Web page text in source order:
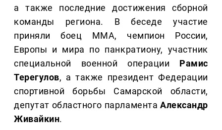
а также последние достижения сборной
команды региона. В беседе участие
приняли боец ММА, чемпион России,
Европы и мира по панкратиону, участник
специальной военной операции Рамис
Терегулов, а также президент Федерации
спортивной борьбы Самарской области,
депутат областного парламентаАлександр
Живайкин.